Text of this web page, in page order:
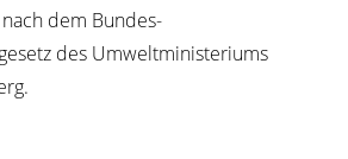
dem Bundes-
des Umweltministeriums